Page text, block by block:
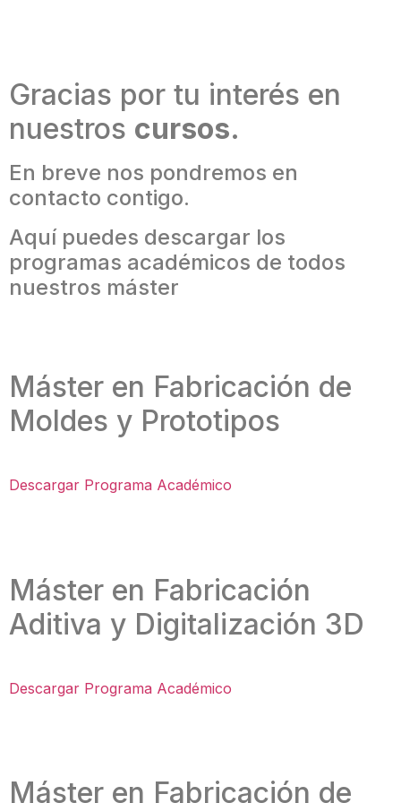
Gracias por tu interés en
nuestros cursos.
En breve nos pondremos en
contacto contigo.
Aquí puedes descargar los
programas académicos de todos
nuestros máster
Máster en Fabricación de
Moldes y Prototipos
Descargar Programa Académico
Máster en Fabricación
Aditiva y Digitalización 3D
Descargar Programa Académico
Máster en Fabricación de